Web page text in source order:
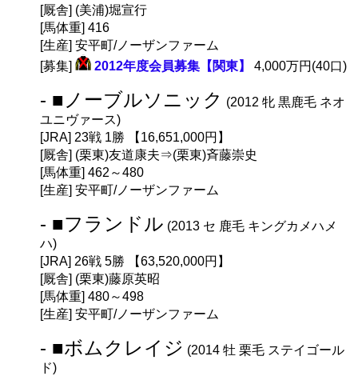
[厩舎] (美浦)堀宣行
[馬体重] 416
[生産] 安平町/ノーザンファーム
[募集]
2012年度会員募集【関東】 4,000万円(40口)
- ■ノーブルソニック (2012 牝 黒鹿毛 ネオ
ユニヴァース)
[JRA] 23戦 1勝 【16,651,000円】
[厩舎] (栗東)友道康夫⇒(栗東)斉藤崇史
[馬体重] 462～480
[生産] 安平町/ノーザンファーム
- ■フランドル (2013 セ 鹿毛 キングカメハメ
ハ)
[JRA] 26戦 5勝 【63,520,000円】
[厩舎] (栗東)藤原英昭
[馬体重] 480～498
[生産] 安平町/ノーザンファーム
- ■ボムクレイジ (2014 牡 栗毛 ステイゴール
ド)